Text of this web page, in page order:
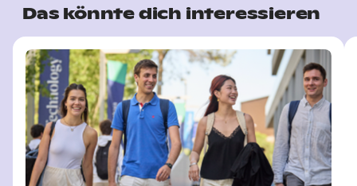
Das könnte dich interessieren